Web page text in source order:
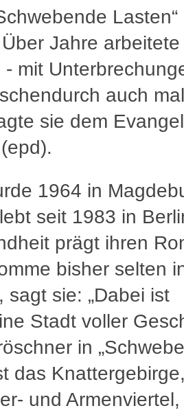
Jahre
mit
auch
sie dem
1964 in
seit 1983 in
prägt ihren
bisher selten
sagt sie: „Dabei ist
Stadt voller
in
das
und